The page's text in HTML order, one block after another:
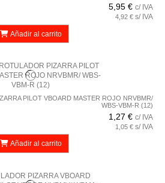
5,95 € c/ IVA
4,92 € s/ IVA
Añadir al carrito
PILOT VBOARD MASTER ROJO NRVBMR/
WBS-VBM-R (12)
1,27 € c/ IVA
1,05 € s/ IVA
Añadir al carrito